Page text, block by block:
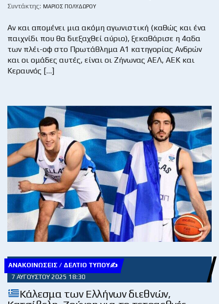
Συντάκτης: ΜΆΡΙΟΣ ΠΟΛΥΔΏΡΟΥ
Αν και απομένει μια ακόμη αγωνιστική (καθώς και ένα
παιχνίδι που θα διεξαχθεί αύριο), ξεκαθάρισε η 4αδα
των πλέι-οφ στο Πρωτάθλημα Α1 κατηγορίας Ανδρών
και οι ομάδες αυτές, είναι οι Ζήνωνας ΑΕΛ, ΑΕΚ και
Κεραυνός […]
ΑΝΑΚΟΙΝΏΣΕΙΣ / ΔΕΛΤΊΟ ΤΎΠΟΥ✍
7 ΑΥΓΟΎΣΤΟΥ 2025 18:30
Κάλεσμα των Ελλήνων διεθνών,